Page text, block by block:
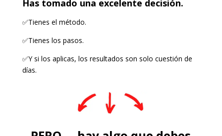
Has tomado una excelente decisión.
✅Tienes el método.
✅Tienes los pasos.
✅Y si los aplicas, los resultados son solo cuestión de
días.